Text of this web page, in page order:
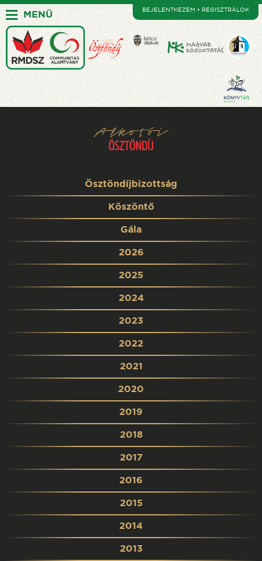
MENÜ BEJELENTKEZEM • REGISZTRÁLOK
Ösztöndíjbizottság
Köszöntő
Gála
2026
2025
2024
2023
2022
2021
2020
2019
2018
2017
2016
2015
2014
2013